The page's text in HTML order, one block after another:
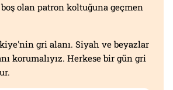
olan patron koltuğuna geçmen
gri alanı. Siyah ve beyazlar
korumalıyız. Herkese bir gün gri